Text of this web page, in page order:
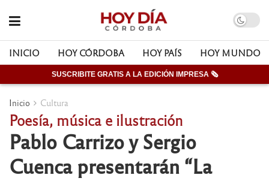
INICIO HOY CÓRDOBA HOY PAÍS HOY MUNDO
SUSCRIBITE GRATIS A LA EDICIÓN IMPRESA 🗞
Inicio Cultura
Poesía, música e ilustración
Pablo Carrizo y Sergio
Cuenca presentarán “La